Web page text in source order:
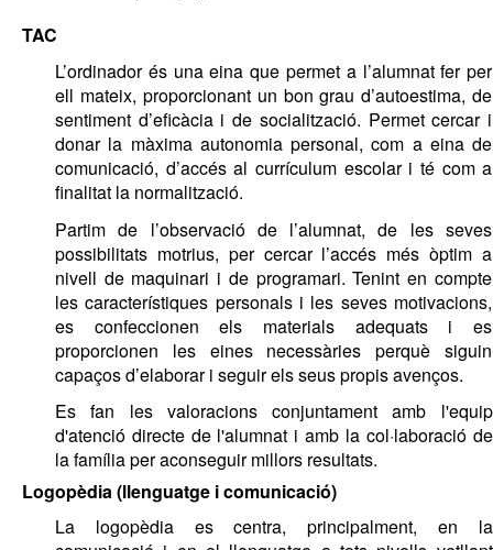
TAC
L’ordinador és una eina que permet a l’alumnat fer per
ell mateix, proporcionant un bon grau d’autoestima, de
sentiment d’eficàcia i de socialització. Permet cercar i
donar la màxima autonomia personal, com a eina de
comunicació, d’accés al currículum escolar i té com a
finalitat la normalització.
Partim de l’observació de l’alumnat, de les seves
possibilitats motrius, per cercar l’accés més òptim a
nivell de maquinari i de programari. Tenint en compte
les característiques personals i les seves motivacions,
es confeccionen els materials adequats i es
proporcionen les eines necessàries perquè siguin
capaços d’elaborar i seguir els seus propis avenços.
Es fan les valoracions conjuntament amb l'equip
d'atenció directe de l'alumnat i amb la col·laboració de
la família per aconseguir millors resultats.
Logopèdia (llenguatge i comunicació)
La logopèdia es centra, principalment, en la